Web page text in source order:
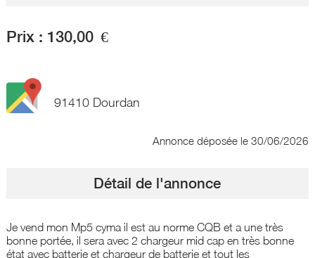
Prix : 130,00 €
91410 Dourdan
Annonce déposée le 30/06/2026
Détail de l'annonce
Je vend mon Mp5 cyma il est au norme CQB et a une très
bonne portée, il sera avec 2 chargeur mid cap en très bonne
état avec batterie et chargeur de batterie et tout les